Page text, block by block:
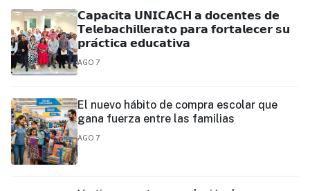
𝗖𝗮𝗽𝗮𝗰𝗶𝘁𝗮 𝗨𝗡𝗜𝗖𝗔𝗖𝗛 𝗮 𝗱𝗼𝗰𝗲𝗻𝘁𝗲𝘀 𝗱𝗲
𝗧𝗲𝗹𝗲𝗯𝗮𝗰𝗵𝗶𝗹𝗹𝗲𝗿𝗮𝘁𝗼 𝗽𝗮𝗿𝗮 𝗳𝗼𝗿𝘁𝗮𝗹𝗲𝗰𝗲𝗿 𝘀𝘂
𝗽𝗿𝗮́𝗰𝘁𝗶𝗰𝗮 𝗲𝗱𝘂𝗰𝗮𝘁𝗶𝘃𝗮
AGO 7
El nuevo hábito de compra escolar que
gana fuerza entre las familias
AGO 7